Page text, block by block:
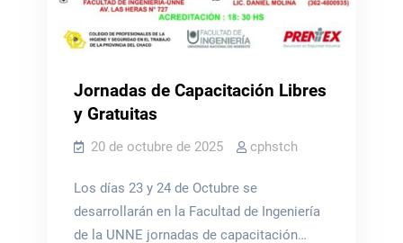
Jornadas de Capacitación Libres
y Gratuitas
20 de octubre de 2025 cphstch
Los días 23 y 24 de Octubre se
desarrollarán en la Facultad de Ingeniería
de la UNNE jornadas de capacitación…